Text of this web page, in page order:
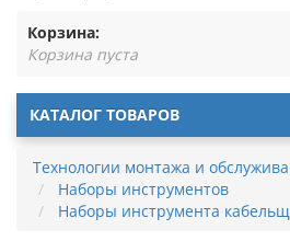
Корзина:
Корзина пуста
КАТАЛОГ ТОВАРОВ
Технологии монтажа и
Наборы инструментов
Наборы инструмента